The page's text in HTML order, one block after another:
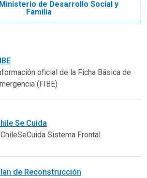
de Desarrollo Social y
Familia
oficial de la Ficha Básica de
(FIBE)
Se Cuida
Sistema Frontal
de Reconstrucción